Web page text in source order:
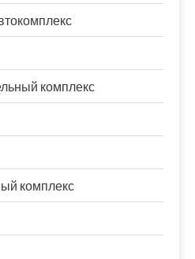
комплекс
комплекс